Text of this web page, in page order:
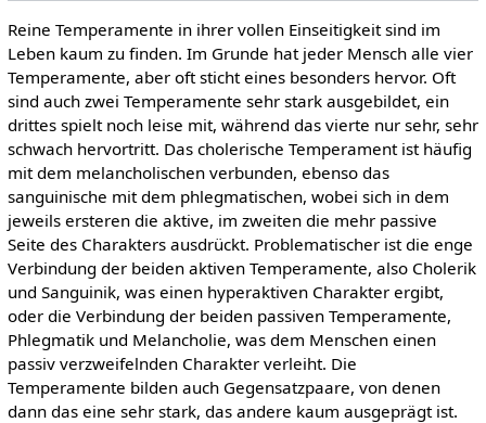
Reine Temperamente in ihrer vollen Einseitigkeit sind im
Leben kaum zu finden. Im Grunde hat jeder Mensch alle vier
Temperamente, aber oft sticht eines besonders hervor. Oft
sind auch zwei Temperamente sehr stark ausgebildet, ein
drittes spielt noch leise mit, während das vierte nur sehr, sehr
schwach hervortritt. Das cholerische Temperament ist häufig
mit dem melancholischen verbunden, ebenso das
sanguinische mit dem phlegmatischen, wobei sich in dem
jeweils ersteren die aktive, im zweiten die mehr passive
Seite des Charakters ausdrückt. Problematischer ist die enge
Verbindung der beiden aktiven Temperamente, also Cholerik
und Sanguinik, was einen hyperaktiven Charakter ergibt,
oder die Verbindung der beiden passiven Temperamente,
Phlegmatik und Melancholie, was dem Menschen einen
passiv verzweifelnden Charakter verleiht. Die
Temperamente bilden auch Gegensatzpaare, von denen
dann das eine sehr stark, das andere kaum ausgeprägt ist.